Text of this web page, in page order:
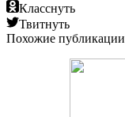
Класснуть
Твитнуть
Похожие публикации